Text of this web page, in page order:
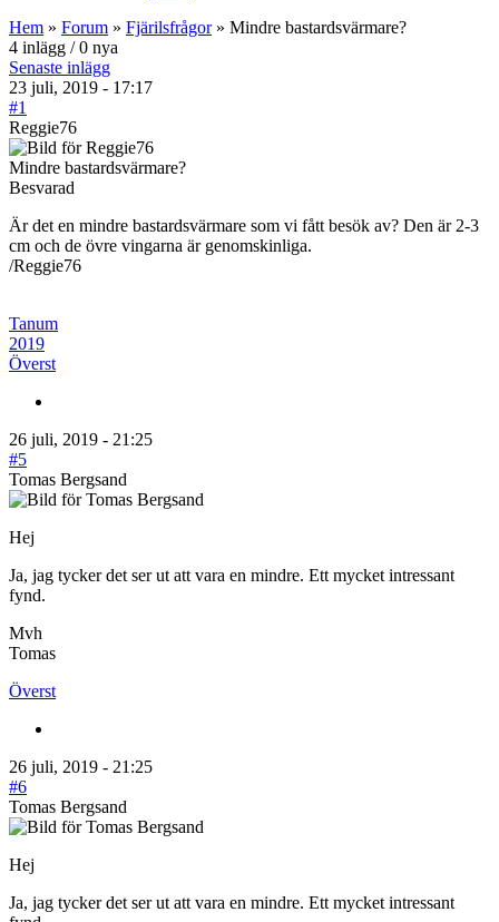
Hem » Forum » Fjärilsfrågor» Mindre bastardsvärmare?
4 inlägg / 0 nya
Senaste inlägg
23 juli, 2019 - 17:17
#1
Reggie76
Mindre bastardsvärmare?
Besvarad
Är det en mindre bastardsvärmare som vi fått besök av? Den är 2-3
cm och de övre vingarna är genomskinliga.
/Reggie76
Tanum
2019
Överst
26 juli, 2019 - 21:25
#5
Tomas Bergsand
Hej
Ja, jag tycker det ser ut att vara en mindre. Ett mycket intressant
fynd.
Mvh
Tomas
Överst
26 juli, 2019 - 21:25
#6
Tomas Bergsand
Hej
Ja, jag tycker det ser ut att vara en mindre. Ett mycket intressant